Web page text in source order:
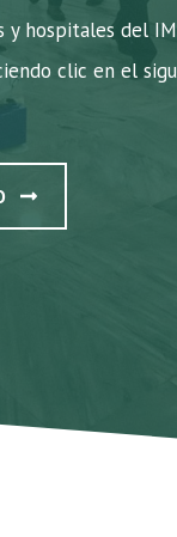
y hospitales del
clic en el